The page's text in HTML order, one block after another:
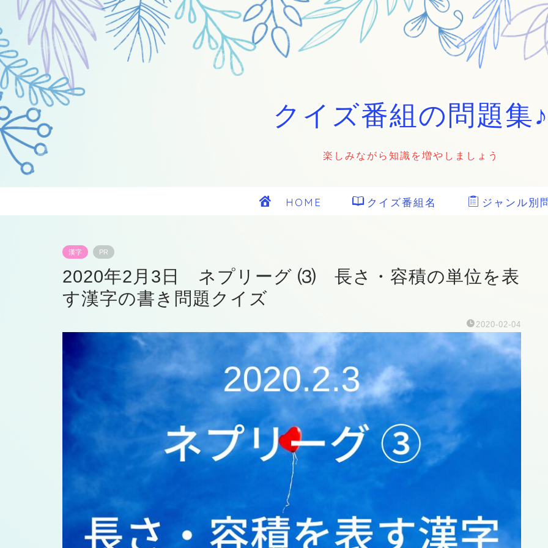
クイズ番組の問題集
楽しみながら知識を増やしましょう
HOME クイズ番組名 ジャンル別
漢字 PR
2020年2月3日 ネプリーグ ⑶ 長さ・容積の単位を表
す漢字の書き問題クイズ
2020-02-04